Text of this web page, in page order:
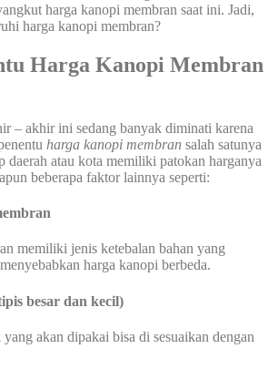
harga kanopi membran saat ini. Jadi,
harga kanopi membran?
Harga Kanopi Membran
– akhir ini sedang banyak diminati karena
harga kanopi membran salah satunya
daerah atau kota memiliki patokan harganya
beberapa faktor lainnya seperti:
memiliki jenis ketebalan bahan yang
harga kanopi berbeda.
besar dan kecil)
akan dipakai bisa di sesuaikan dengan